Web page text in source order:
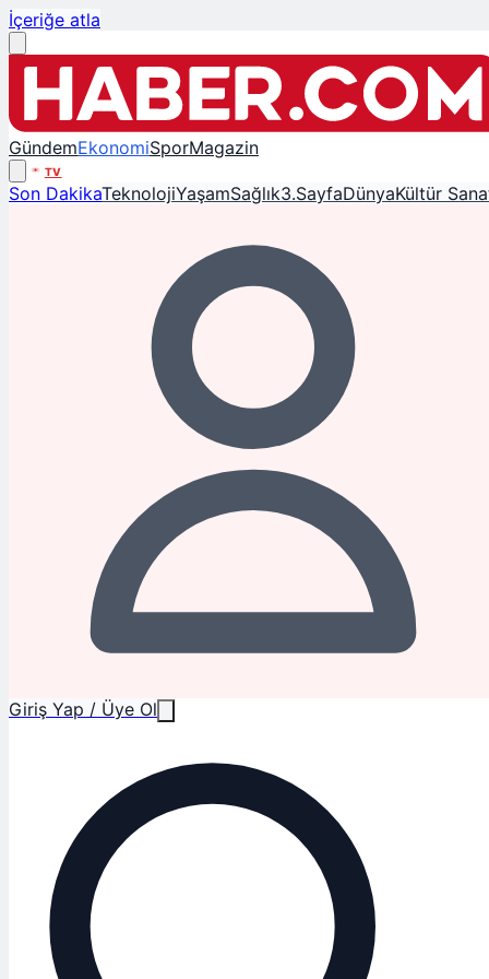
İçeriğe atla
GündemEkonomiSporMagazin
TV
Son DakikaTeknolojiYaşamSağlık3.SayfaDünyaKültür
Giriş Yap / Üye Ol